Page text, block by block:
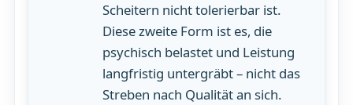
Scheitern nicht tolerierbar ist.
Diese zweite Form ist es, die
psychisch belastet und Leistung
langfristig untergräbt – nicht das
Streben nach Qualität an sich.